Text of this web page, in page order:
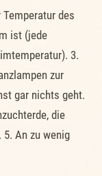
des
ist (jede
3.
zur
gar nichts geht.
die
An zu wenig